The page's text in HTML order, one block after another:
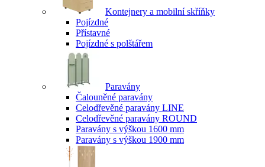
Kontejnery a mobilní skříňky
Pojízdné
Přístavné
Pojízdné s polštářem
Paravány
Čalouněné paravány
Celodřevěné paravány LINE
Celodřevěné paravány ROUND
Paravány s výškou 1600 mm
Paravány s výškou 1900 mm